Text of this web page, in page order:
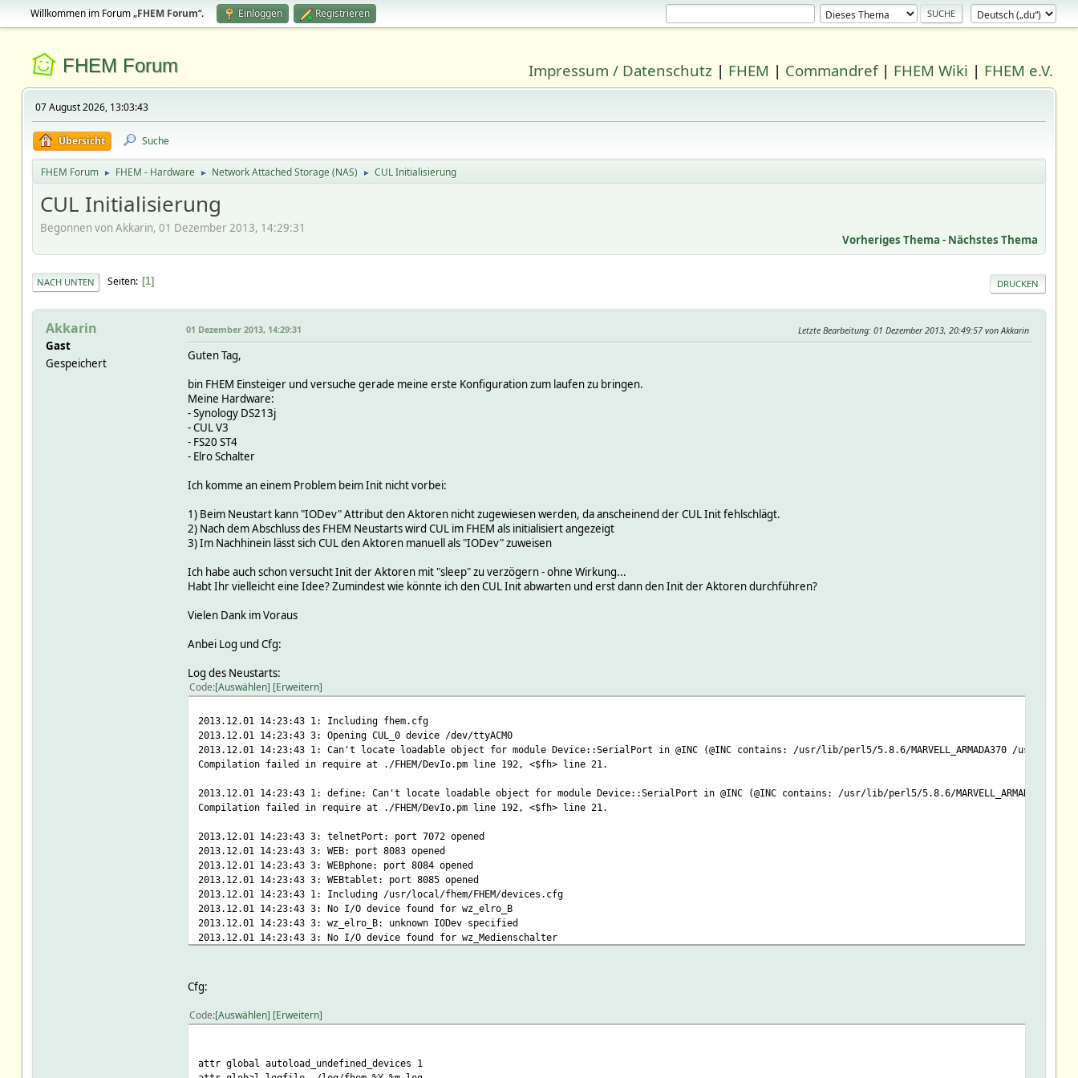
Willkommen im Forum „FHEM Forum“. Einloggen Registrieren
FHEM Forum Impressum / Datenschutz | FHEM | Commandref| FHEM Wiki | FHEM e.V.
07 August 2026, 13:03:43
Übersicht Suche
FHEM Forum ► FHEM - Hardware ► Network Attached Storage (NAS) ► CUL Initialisierung
CUL Initialisierung
Begonnen von Akkarin, 01 Dezember 2013, 14:29:31
Vorheriges Thema - Nächstes Thema
DRUCKEN
NACH UNTEN Seiten 1
Akkarin
Gast
Gespeichert
01 Dezember 2013, 14:29:31 Letzte Bearbeitung: 01 Dezember 2013, 20:49:57 von Akkarin
Guten Tag,
bin FHEM Einsteiger und versuche gerade meine erste Konfiguration zum laufen zu bringen.
Meine Hardware:
- Synology DS213j
- CUL V3
- FS20 ST4
- Elro Schalter
Ich komme an einem Problem beim Init nicht vorbei:
1) Beim Neustart kann "IODev" Attribut den Aktoren nicht zugewiesen werden, da anscheinend der CUL Init fehlschlägt.
2) Nach dem Abschluss des FHEM Neustarts wird CUL im FHEM als initialisiert angezeigt
3) Im Nachhinein lässt sich CUL den Aktoren manuell als "IODev" zuweisen
Ich habe auch schon versucht Init der Aktoren mit "sleep" zu verzögern - ohne Wirkung...
Habt Ihr vielleicht eine Idee? Zumindest wie könnte ich den CUL Init abwarten und erst dann den Init der Aktoren durchführen?
Vielen Dank im Voraus
Anbei Log und Cfg:
Log des Neustarts:
Code Auswählen Erweitern
2013.12.01 14:23:43 1: Including fhem.cfg
2013.12.01 14:23:43 3: Opening CUL_0 device /dev/ttyACM0
2013.12.01 14:23:43 1: Can't locate loadable object for module Device::SerialPort in @INC (@INC contains: /usr/lib/perl5/5.8.6/MARVELL_ARMADA370 /
Compilation failed in require at ./FHEM/DevIo.pm line 192, <$fh> line 21.
2013.12.01 14:23:43 1: define: Can't locate loadable object for module Device::SerialPort in @INC (@INC contains: /usr/lib/perl5/5.8.6/
Compilation failed in require at ./FHEM/DevIo.pm line 192, <$fh> line 21.
2013.12.01 14:23:43 3: telnetPort: port 7072 opened
2013.12.01 14:23:43 3: WEB: port 8083 opened
2013.12.01 14:23:43 3: WEBphone: port 8084 opened
2013.12.01 14:23:43 3: WEBtablet: port 8085 opened
2013.12.01 14:23:43 1: Including /usr/local/fhem/FHEM/devices.cfg
2013.12.01 14:23:43 3: No I/O device found for wz_elro_B
2013.12.01 14:23:43 3: wz_elro_B: unknown IODev specified
2013.12.01 14:23:43 3: No I/O device found for wz_Medienschalter
2013.12.01 14:23:43 3: wz_elro_C: unknown IODev specified
2013.12.01 14:23:43 3: No I/O device found for wz_Stehlampe
2013.12.01 14:23:43 3: wz_Stehlampe: unknown IODev specified
2013.12.01 14:23:43 1: configfile: Can't locate loadable object for module Device::SerialPort in @INC (@INC contains: /usr/lib/perl5/5.8.6/
wz_elro_B: unknown IODev specified
Cfg:
Code Auswählen Erweitern
attr global autoload_undefined_devices 1